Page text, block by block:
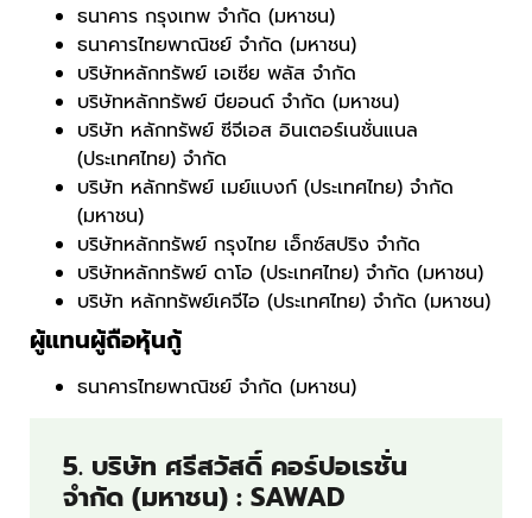
ธนาคาร กรุงเทพ จำกัด (มหาชน)
ธนาคารไทยพาณิชย์ จำกัด (มหาชน)
บริษัทหลักทรัพย์ เอเซีย พลัส จำกัด
บริษัทหลักทรัพย์ บียอนด์ จำกัด (มหาชน)
บริษัท หลักทรัพย์ ซีจีเอส อินเตอร์เนชั่นแนล
(ประเทศไทย) จำกัด
บริษัท หลักทรัพย์ เมย์แบงก์ (ประเทศไทย) จำกัด
(มหาชน)
บริษัทหลักทรัพย์ กรุงไทย เอ็กซ์สปริง จำกัด
บริษัทหลักทรัพย์ ดาโอ (ประเทศไทย) จำกัด (มหาชน)
บริษัท หลักทรัพย์เคจีไอ (ประเทศไทย) จำกัด (มหาชน)
ผู้แทนผู้ถือหุ้นกู้
ธนาคารไทยพาณิชย์ จำกัด (มหาชน)
5. บริษัท ศรีสวัสดิ์ คอร์ปอเรชั่น
จำกัด (มหาชน) : SAWAD